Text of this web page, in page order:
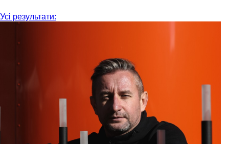
Усі результати: